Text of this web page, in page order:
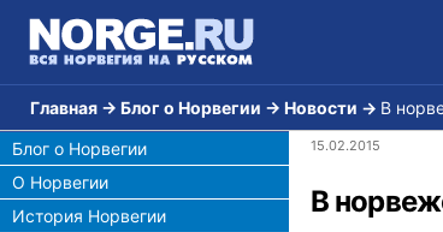
Главная → Блог о Норвегии → Новости → В
Блог о Норвегии
О Норвегии
История Норвегии
15.02.2015
В